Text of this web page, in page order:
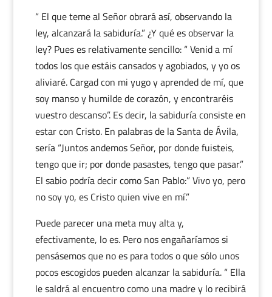
“ El que teme al Señor obrará así, observando la
ley, alcanzará la sabiduría.” ¿Y qué es observar la
ley? Pues es relativamente sencillo: “ Venid a mí
todos los que estáis cansados y agobiados, y yo os
aliviaré. Cargad con mi yugo y aprended de mí, que
soy manso y humilde de corazón, y encontraréis
vuestro descanso”. Es decir, la sabiduría consiste en
estar con Cristo. En palabras de la Santa de Ávila,
sería “Juntos andemos Señor, por donde fuisteis,
tengo que ir; por donde pasastes, tengo que pasar.”
El sabio podría decir como San Pablo:” Vivo yo, pero
no soy yo, es Cristo quien vive en mí.”
Puede parecer una meta muy alta y,
efectivamente, lo es. Pero nos engañaríamos si
pensásemos que no es para todos o que sólo unos
pocos escogidos pueden alcanzar la sabiduría. “ Ella
le saldrá al encuentro como una madre y lo recibirá